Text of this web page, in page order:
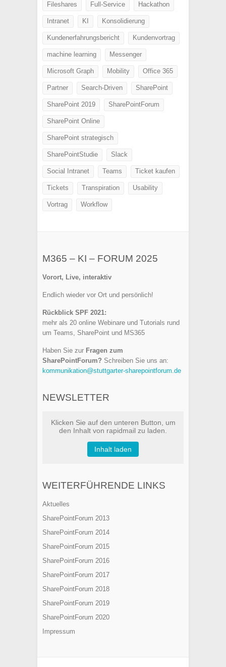
Fileshares Full-Service Hackathon
Intranet KI Konsolidierung
Kundenerfahrungsbericht Kundenvortrag
machine learning Messenger
Microsoft Graph Mobility Office 365
Partner Search-Driven SharePoint
SharePoint 2019 SharePointForum
SharePoint Online
SharePoint strategisch
SharePointStudie Slack
Social Intranet Teams Ticket kaufen
Tickets Transpiration Usability
Vortrag Workflow
M365 – KI – FORUM 2025
Vorort, Live, interaktiv
Endlich wieder vor Ort und persönlich!
Rückblick SPF 2021:
mehr als 20 online Webinare und Tutorials rund
um Teams, SharePoint und MS365
Haben Sie zur Fragen zum
SharePointForum? Schreiben Sie uns an:
kommunikation@stuttgarter-sharepointforum.de
NEWSLETTER
Klicken Sie auf den unteren Button, um
den Inhalt von rapidmail zu laden.
Inhalt laden
WEITERFÜHRENDE LINKS
Aktuelles
SharePointForum 2013
SharePointForum 2014
SharePointForum 2015
SharePointForum 2016
SharePointForum 2017
SharePointForum 2018
SharePointForum 2019
SharePointForum 2020
Impressum